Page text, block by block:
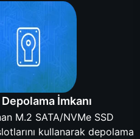
Depolama İmkanı
M.2 SATA/NVMe SSD
kullanarak depolama